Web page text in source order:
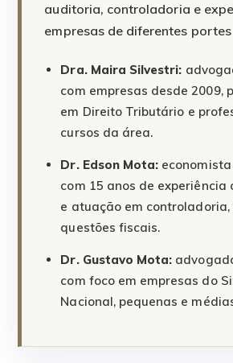
auditoria, controladoria e
empresas de diferentes
Dra. Maira Silvestri:
com empresas desde 2009,
em Direito Tributário e
cursos da área.
Dr. Edson Mota:
com 15 anos de experiência
e atuação em controladoria,
questões fiscais.
Dr. Gustavo Mota:
com foco em empresas do
Nacional, pequenas e